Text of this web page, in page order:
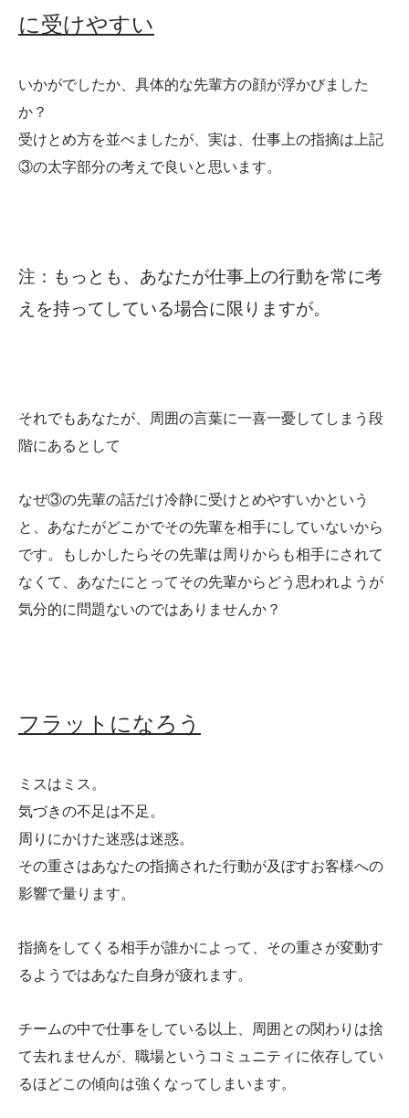
に受けやすい
いかがでしたか、具体的な先輩方の顔が浮かびました
か？
受けとめ方を並べましたが、実は、仕事上の指摘は上記
③の太字部分の考えで良いと思います。
注：もっとも、あなたが仕事上の行動を常に考
えを持ってしている場合に限りますが。
それでもあなたが、周囲の言葉に一喜一憂してしまう段
階にあるとして
なぜ③の先輩の話だけ冷静に受けとめやすいかという
と、あなたがどこかでその先輩を相手にしていないから
です。もしかしたらその先輩は周りからも相手にされて
なくて、あなたにとってその先輩からどう思われようが
気分的に問題ないのではありませんか？
フラットになろう
ミスはミス。
気づきの不足は不足。
周りにかけた迷惑は迷惑。
その重さはあなたの指摘された行動が及ぼすお客様への
影響で量ります。
指摘をしてくる相手が誰かによって、その重さが変動す
るようではあなた自身が疲れます。
チームの中で仕事をしている以上、周囲との関わりは捨
て去れませんが、職場というコミュニティに依存してい
るほどこの傾向は強くなってしまいます。